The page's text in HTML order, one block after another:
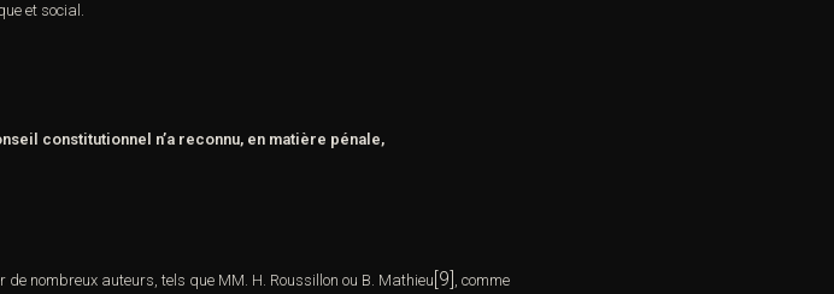
et social.
constitutionnel n’a reconnu, en matière pénale,
nombreux auteurs, tels que MM. H. Roussillon ou B. Mathieu [9] , comme